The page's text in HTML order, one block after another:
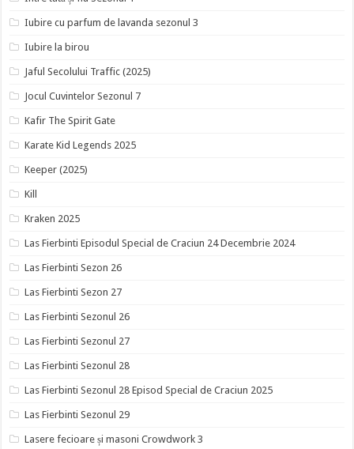
Iubire cu parfum de lavanda sezonul 3
Iubire la birou
Jaful Secolului Traffic (2025)
Jocul Cuvintelor Sezonul 7
Kafir The Spirit Gate
Karate Kid Legends 2025
Keeper (2025)
Kill
Kraken 2025
Las Fierbinti Episodul Special de Craciun 24 Decembrie 2024
Las Fierbinti Sezon 26
Las Fierbinti Sezon 27
Las Fierbinti Sezonul 26
Las Fierbinti Sezonul 27
Las Fierbinti Sezonul 28
Las Fierbinti Sezonul 28 Episod Special de Craciun 2025
Las Fierbinti Sezonul 29
Lasere fecioare și masoni Crowdwork 3